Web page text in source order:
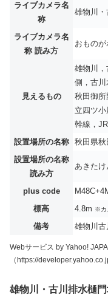
ライブカメラ名
称
雄物川・
ライブカメラ名
称 読み方
おもの
見えるもの
雄物川
側，古
秋田御
立四ツ
幹線，
設置場所の名称
秋田県
設置場所の名称
読み方
あきた
plus code
標高
4.8m ※カ
備考 雄物川
Webサービス by Yahoo!
（https://
雄物川・古川排水樋